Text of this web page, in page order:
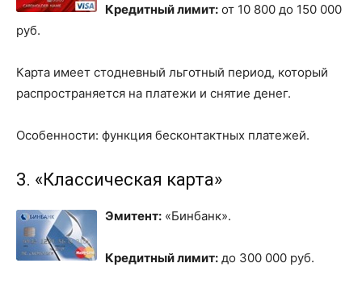
Кредитный лимит: от 10 800 до 150 000
руб.
Карта имеет стодневный льготный период, который
распространяется на платежи и снятие денег.
Особенности: функция бесконтактных платежей.
3. «Классическая карта»
Эмитент: «Бинбанк».
Кредитный лимит: до 300 000 руб.